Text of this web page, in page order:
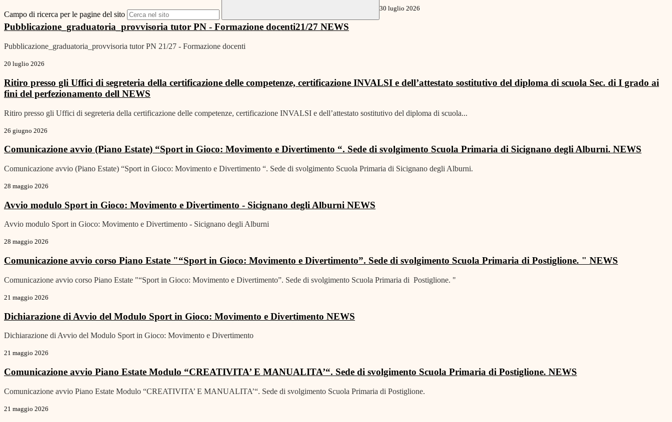
Campo di ricerca per le pagine del sito
30 luglio 2026
Pubblicazione_graduatoria_provvisoria tutor PN - Formazione docenti21/27 NEWS
Pubblicazione_graduatoria_provvisoria tutor PN 21/27 - Formazione docenti
20 luglio 2026
Ritiro presso gli Uffici di segreteria della certificazione delle competenze, certificazione INVALSI e dell’attestato sostitutivo del diploma di scuola Sec. di I grado ai
fini del perfezionamento dell NEWS
Ritiro presso gli Uffici di segreteria della certificazione delle competenze, certificazione INVALSI e dell’attestato sostitutivo del diploma di scuola...
26 giugno 2026
Comunicazione avvio (Piano Estate) “Sport in Gioco: Movimento e Divertimento “. Sede di svolgimento Scuola Primaria di Sicignano degli Alburni. NEWS
Comunicazione avvio (Piano Estate) “Sport in Gioco: Movimento e Divertimento “. Sede di svolgimento Scuola Primaria di Sicignano degli Alburni.
28 maggio 2026
Avvio modulo Sport in Gioco: Movimento e Divertimento - Sicignano degli Alburni NEWS
Avvio modulo Sport in Gioco: Movimento e Divertimento - Sicignano degli Alburni
28 maggio 2026
Comunicazione avvio corso Piano Estate "“Sport in Gioco: Movimento e Divertimento”. Sede di svolgimento Scuola Primaria di Postiglione. " NEWS
Comunicazione avvio corso Piano Estate "“Sport in Gioco: Movimento e Divertimento”. Sede di svolgimento Scuola Primaria di Postiglione. "
21 maggio 2026
Dichiarazione di Avvio del Modulo Sport in Gioco: Movimento e Divertimento NEWS
Dichiarazione di Avvio del Modulo Sport in Gioco: Movimento e Divertimento
21 maggio 2026
Comunicazione avvio Piano Estate Modulo “CREATIVITA’ E MANUALITA’“. Sede di svolgimento Scuola Primaria di Postiglione. NEWS
Comunicazione avvio Piano Estate Modulo “CREATIVITA’ E MANUALITA’“. Sede di svolgimento Scuola Primaria di Postiglione.
21 maggio 2026